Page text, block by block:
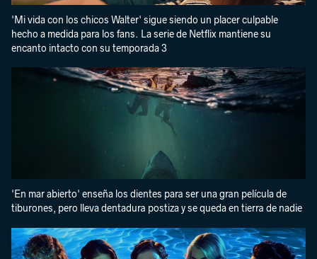
'Mi vida con los chicos Walter' sigue siendo un placer culpable
hecho a medida para los fans. La serie de Netflix mantiene su
encanto intacto con su temporada 3
'En mar abierto' enseña los dientes para ser una gran película de
tiburones, pero lleva dentadura postiza y se queda en tierra de nadie